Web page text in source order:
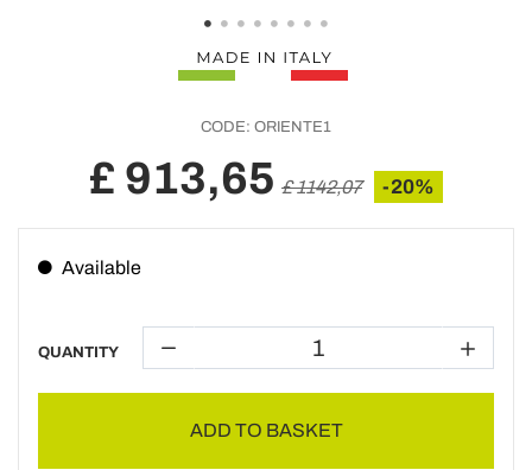
CODE: ORIENTE1
£ 913,65 £ 1142,07 -20%
Available
QUANTITY
ADD TO BASKET